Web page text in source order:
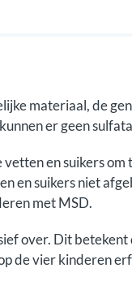
materiaal, de
er geen
en suikers
en suikers niet
met MSD.
over. Dit
de vier kinderen